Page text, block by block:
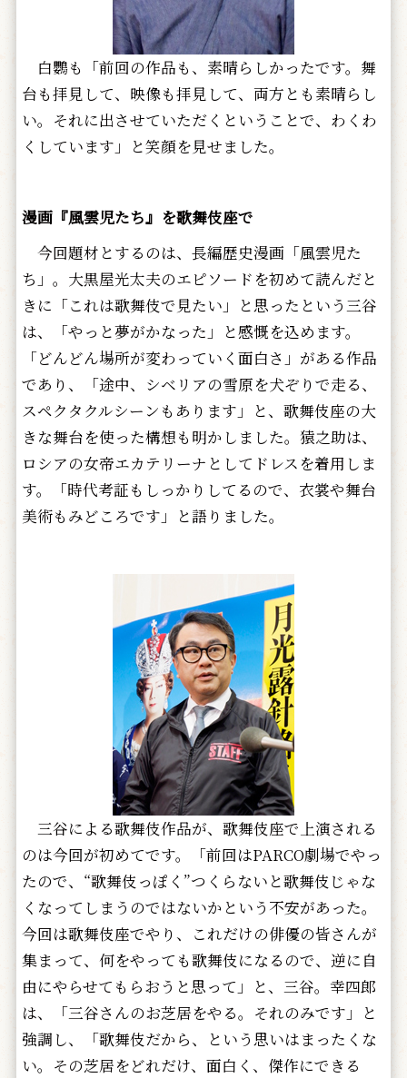
白鸚も「前回の作品も、素晴らしかったです。舞
台も拝見して、映像も拝見して、両方とも素晴らし
い。それに出させていただくということで、わくわ
くしています」と笑顔を見せました。
漫画『風雲児たち』を歌舞伎座で
今回題材とするのは、長編歴史漫画「風雲児た
ち」。大黒屋光太夫のエピソードを初めて読んだと
きに「これは歌舞伎で見たい」と思ったという三谷
は、「やっと夢がかなった」と感慨を込めます。
「どんどん場所が変わっていく面白さ」がある作品
であり、「途中、シベリアの雪原を犬ぞりで走る、
スペクタクルシーンもあります」と、歌舞伎座の大
きな舞台を使った構想も明かしました。猿之助は、
ロシアの女帝エカテリーナとしてドレスを着用しま
す。「時代考証もしっかりしてるので、衣裳や舞台
美術もみどころです」と語りました。
三谷による歌舞伎作品が、歌舞伎座で上演される
のは今回が初めてです。「前回はPARCO劇場でやっ
たので、“歌舞伎っぽく”つくらないと歌舞伎じゃな
くなってしまうのではないかという不安があった。
今回は歌舞伎座でやり、これだけの俳優の皆さんが
集まって、何をやっても歌舞伎になるので、逆に自
由にやらせてもらおうと思って」と、三谷。幸四郎
は、「三谷さんのお芝居をやる。それのみです」と
強調し、「歌舞伎だから、という思いはまったくな
い。その芝居をどれだけ、面白く、傑作にできる